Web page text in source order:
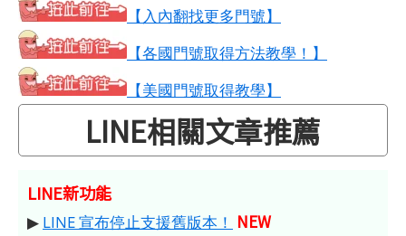
【入內翻找更多門號】
【各國門號取得方法教學！】
【美國門號取得教學】
LINE相關文章推薦
LINE新功能
▶ LINE 宣布停止支援舊版本！ NEW